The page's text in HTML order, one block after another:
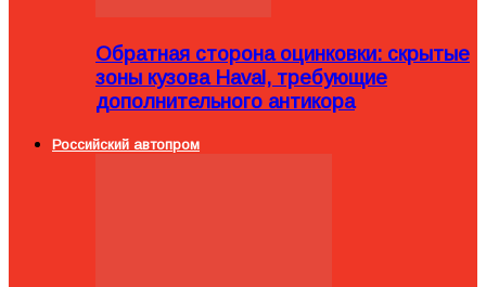
Обратная сторона оцинковки: скрытые
зоны кузова Haval, требующие
дополнительного антикора
Российский автопром